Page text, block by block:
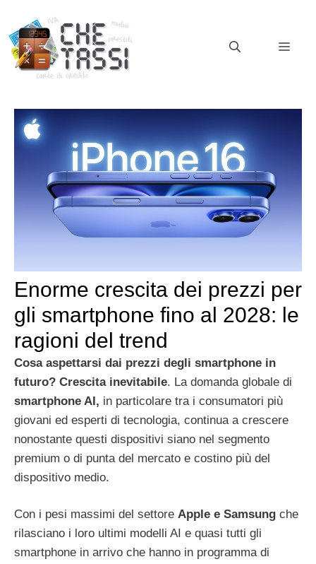
contenuto
Enorme crescita dei prezzi per
gli smartphone fino al 2028: le
ragioni del trend
Cosa aspettarsi dai prezzi degli smartphone in
futuro? Crescita inevitabile. La domanda globale di
smartphone AI, in particolare tra i consumatori più
giovani ed esperti di tecnologia, continua a crescere
nonostante questi dispositivi siano nel segmento
premium o di punta del mercato e costino più del
dispositivo medio.
Con i pesi massimi del settore Apple e Samsung che
rilasciano i loro ultimi modelli AI e quasi tutti gli
smartphone in arrivo che hanno in programma di